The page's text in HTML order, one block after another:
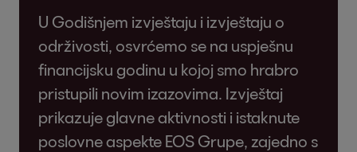
U Godišnjem izvještaju i izvještaju o
održivosti, osvrćemo se na uspješnu
financijsku godinu u kojoj smo hrabro
pristupili novim izazovima. Izvještaj
prikazuje glavne aktivnosti i istaknute
poslovne aspekte EOS Grupe, zajedno s